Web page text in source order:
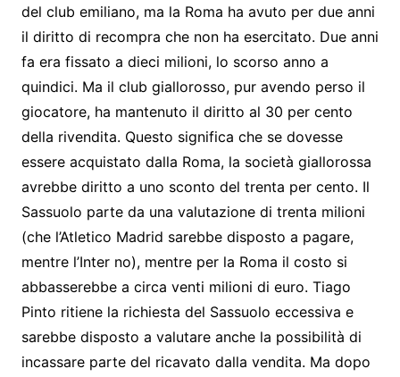
del club emiliano, ma la Roma ha avuto per due anni
il diritto di recompra che non ha esercitato. Due anni
fa era fissato a dieci milioni, lo scorso anno a
quindici. Ma il club giallorosso, pur avendo perso il
giocatore, ha mantenuto il diritto al 30 per cento
della rivendita. Questo significa che se dovesse
essere acquistato dalla Roma, la società giallorossa
avrebbe diritto a uno sconto del trenta per cento. Il
Sassuolo parte da una valutazione di trenta milioni
(che l’Atletico Madrid sarebbe disposto a pagare,
mentre l’Inter no), mentre per la Roma il costo si
abbasserebbe a circa venti milioni di euro. Tiago
Pinto ritiene la richiesta del Sassuolo eccessiva e
sarebbe disposto a valutare anche la possibilità di
incassare parte del ricavato dalla vendita. Ma dopo